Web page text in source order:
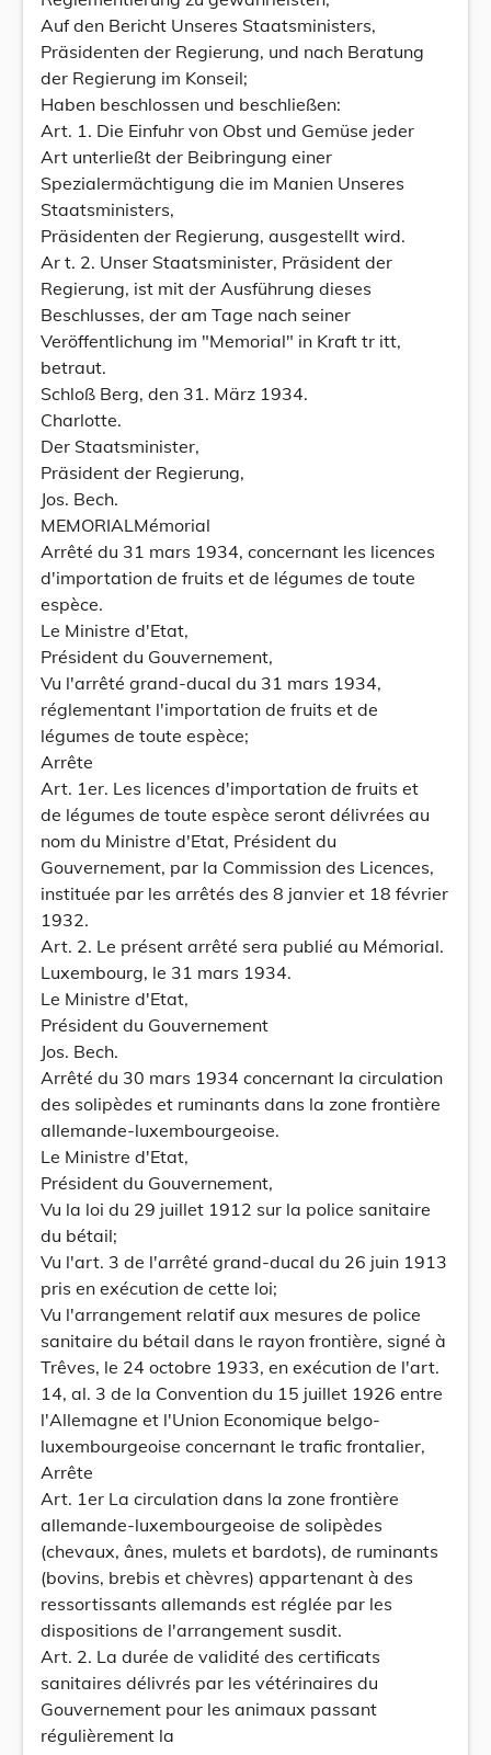
Auf den Bericht Unseres Staatsministers,
Präsidenten der Regierung, und nach Beratung
der Regierung im Konseil;
Haben beschlossen und beschließen:
Art. 1. Die Einfuhr von Obst und Gemüse jeder
Art unterließt der Beibringung einer
Spezialermächtigung die im Manien Unseres
Staatsministers,
Präsidenten der Regierung, ausgestellt wird.
Ar t. 2. Unser Staatsminister, Präsident der
Regierung, ist mit der Ausführung dieses
Beschlusses, der am Tage nach seiner
Veröffentlichung im "Memorial" in Kraft tr itt,
betraut.
Schloß Berg, den 31. März 1934.
Charlotte.
Der Staatsminister,
Präsident der Regierung,
Jos. Bech.
MEMORIALMémorial
Arrêté du 31 mars 1934, concernant les licences
d'importation de fruits et de légumes de toute
espèce.
Le Ministre d'Etat,
Président du Gouvernement,
Vu l'arrêté grand-ducal du 31 mars 1934,
réglementant l'importation de fruits et de
légumes de toute espèce;
Arrête
Art. 1er. Les licences d'importation de fruits et
de légumes de toute espèce seront délivrées au
nom du Ministre d'Etat, Président du
Gouvernement, par la Commission des Licences,
instituée par les arrêtés des 8 janvier et 18 février
1932.
Art. 2. Le présent arrêté sera publié au Mémorial.
Luxembourg, le 31 mars 1934.
Le Ministre d'Etat,
Président du Gouvernement
Jos. Bech.
Arrêté du 30 mars 1934 concernant la circulation
des solipèdes et ruminants dans la zone frontière
allemande-luxembourgeoise.
Le Ministre d'Etat,
Président du Gouvernement,
Vu la loi du 29 juillet 1912 sur la police sanitaire
du bétail;
Vu l'art. 3 de l'arrêté grand-ducal du 26 juin 1913
pris en exécution de cette loi;
Vu l'arrangement relatif aux mesures de police
sanitaire du bétail dans le rayon frontière, signé à
Trêves, le 24 octobre 1933, en exécution de l'art.
14, al. 3 de la Convention du 15 juillet 1926 entre
l'Allemagne et l'Union Economique belgo-
luxembourgeoise concernant le trafic frontalier,
Arrête
Art. 1er La circulation dans la zone frontière
allemande-luxembourgeoise de solipèdes
(chevaux, ânes, mulets et bardots), de ruminants
(bovins, brebis et chèvres) appartenant à des
ressortissants allemands est réglée par les
dispositions de l'arrangement susdit.
Art. 2. La durée de validité des certificats
sanitaires délivrés par les vétérinaires du
Gouvernement pour les animaux passant
régulièrement la